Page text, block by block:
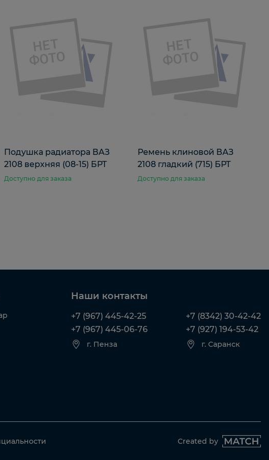
Подушка радиатора ВАЗ
2108 верхняя (08-15) БРТ
Доступно для заказа
Ремень клиновой ВАЗ
2108 гладкий (715) БРТ
Доступно для заказа
Наши контакты
+7 (967) 445-42-25
+7 (967) 445-06-76
г. Пенза
+7 (8342) 30-42-42
+7 (927) 194-53-42
г. Саранск
Created by